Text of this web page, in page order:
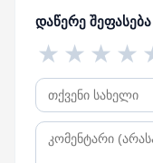
დაწერე შეფასება
★
★
★
★